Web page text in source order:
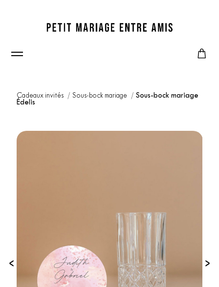
Cadeaux invités Sous-bock mariage
Sous-bock mariage
Édelis
‹ ›